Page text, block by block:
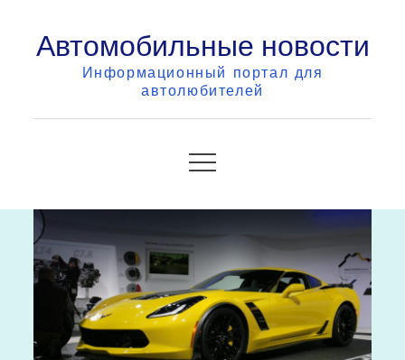
contentАвтомобильные новости
Информационный портал для
автолюбителей